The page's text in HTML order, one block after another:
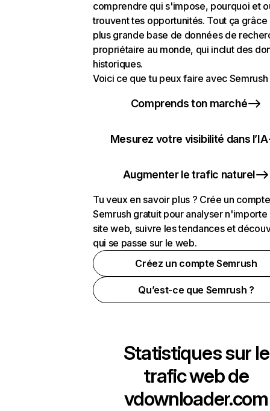
comprendre qui s'impose, pourquoi et
trouvent tes opportunités. Tout ça grâce
plus grande base de données de
propriétaire au monde, qui inclut des
historiques.
Voici ce que tu peux faire avec Semrush
Comprends ton marché
Mesurez votre visibilité dans l’IA
Augmenter le trafic naturel
Tu veux en savoir plus ? Crée un compte
Semrush gratuit pour analyser n'importe
site web, suivre les tendances et
qui se passe sur le web.
Créez un compte Semrush
Qu’est-ce que Semrush ?
Statistiques sur le
trafic web de
vdownloader.com